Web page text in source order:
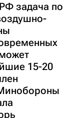
задача по
15-20